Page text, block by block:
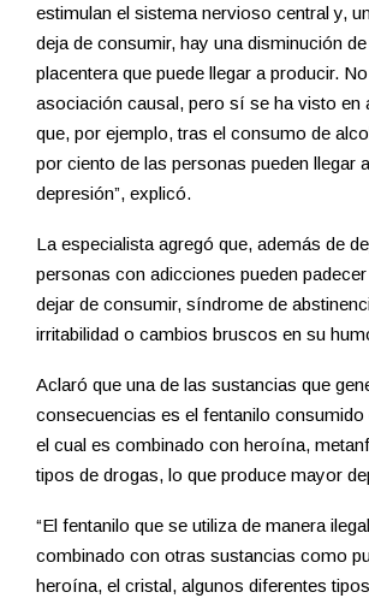
estimulan el sistema nervioso central y,
deja de consumir, hay una disminución
placentera que puede llegar a producir.
asociación causal, pero sí se ha visto en
que, por ejemplo, tras el consumo de
por ciento de las personas pueden llegar
depresión”, explicó.
La especialista agregó que, además de
personas con adicciones pueden
dejar de consumir, síndrome de
irritabilidad o cambios bruscos en su
Aclaró que una de las sustancias que
consecuencias es el fentanilo consumido
el cual es combinado con heroína,
tipos de drogas, lo que produce mayor
“El fentanilo que se utiliza de manera
combinado con otras sustancias como
heroína, el cristal, algunos diferentes